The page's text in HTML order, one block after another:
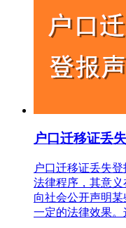
户口迁移证丢
户口迁移证丢失
法律程序，其意
向社会公开声明
一定的法律效果